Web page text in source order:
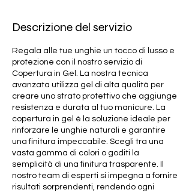
Descrizione del servizio
Regala alle tue unghie un tocco di lusso e
protezione con il nostro servizio di
Copertura in Gel. La nostra tecnica
avanzata utilizza gel di alta qualità per
creare uno strato protettivo che aggiunge
resistenza e durata al tuo manicure. La
copertura in gel è la soluzione ideale per
rinforzare le unghie naturali e garantire
una finitura impeccabile. Scegli tra una
vasta gamma di colori o goditi la
semplicità di una finitura trasparente. Il
nostro team di esperti si impegna a fornire
risultati sorprendenti, rendendo ogni